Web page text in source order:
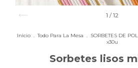
1 /12
Inicio . Todo Para La Mesa . SORBETES DE
x30u
Sorbetes lisos